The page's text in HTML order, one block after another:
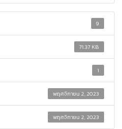
9
71.37 KB
1
พฤศจิกายน 2, 2023
พฤศจิกายน 2, 2023